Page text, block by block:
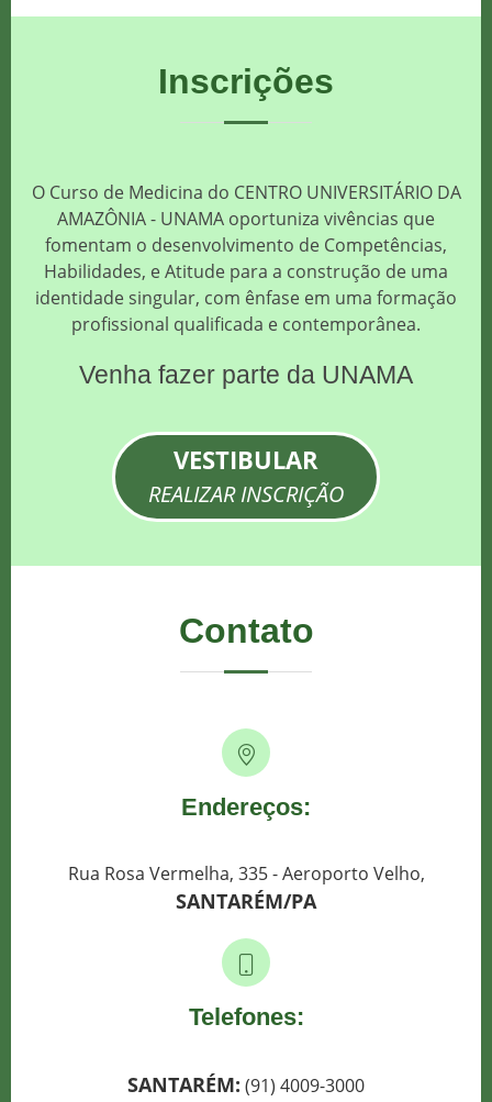
Inscrições
O Curso de Medicina do CENTRO UNIVERSITÁRIO DA
AMAZÔNIA - UNAMA oportuniza vivências que
fomentam o desenvolvimento de Competências,
Habilidades, e Atitude para a construção de uma
identidade singular, com ênfase em uma formação
profissional qualificada e contemporânea.
Venha fazer parte da UNAMA
VESTIBULAR
REALIZAR INSCRIÇÃO
Contato
Endereços:
Rua Rosa Vermelha, 335 - Aeroporto Velho,
SANTARÉM/PA
Telefones:
SANTARÉM: (91) 4009-3000